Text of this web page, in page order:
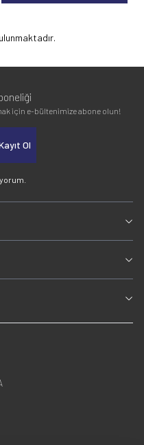
için e-bültenimize abone olun!
Ol